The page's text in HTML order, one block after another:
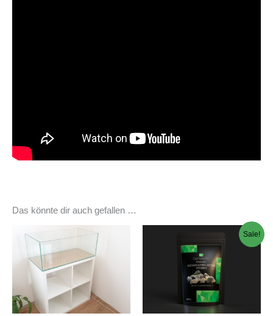
Das könnte dir auch gefallen …
Sale!